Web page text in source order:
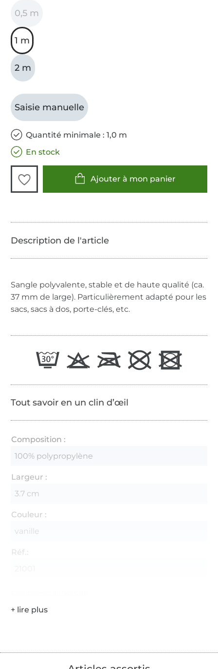
0,5 m
1 m
2 m
Saisie manuelle
Quantité minimale : 1,0 m
En stock
Ajouter à mon panier
Sangle polyvalente, stable et de haute qualité (ca.
37 mm de large). Particulièrement adapté pour les
sacs, sacs à dos, porte-clés, etc.
Tout savoir en un clin d’œil
Composition :
100% polypropylène
Largeur :
3.7 cm
Couleur :
vanille
Réf.: